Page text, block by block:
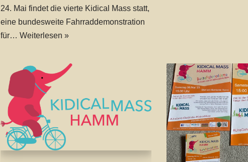
24. Mai findet die vierte Kidical Mass statt,
eine bundesweite Fahrraddemonstration
für… Weiterlesen »